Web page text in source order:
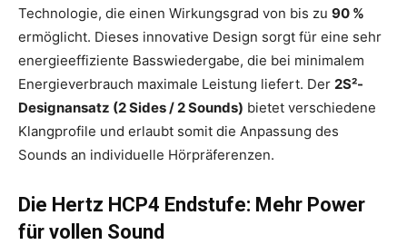
Technologie, die einen Wirkungsgrad von bis zu 90 %
ermöglicht. Dieses innovative Design sorgt für eine sehr
energieeffiziente Basswiedergabe, die bei minimalem
Energieverbrauch maximale Leistung liefert. Der 2S²-
Designansatz (2 Sides / 2 Sounds) bietet verschiedene
Klangprofile und erlaubt somit die Anpassung des
Sounds an individuelle Hörpräferenzen.
Die Hertz HCP4 Endstufe: Mehr Power
für vollen Sound